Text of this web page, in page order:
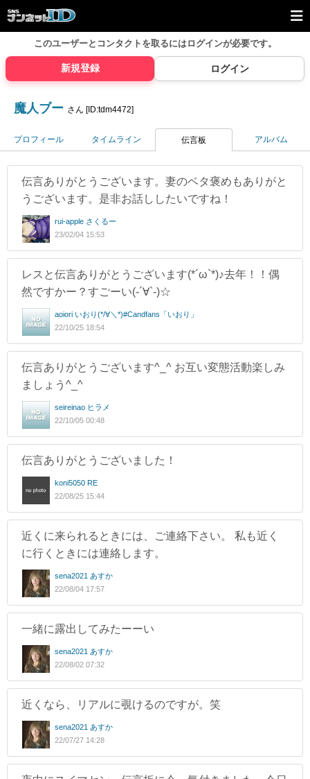
このユーザーとコンタクトを取るにはログインが必要です。
新規登録 ログイン
魔人ブー さん [ID:tdm4472]
プロフィール タイムライン 伝言板 アルバム
伝言ありがとうございます。妻のベタ褒めもありがと
うございます。是非お話ししたいですね！
rui-apple さくるー
23/02/04 15:53
レスと伝言ありがとうございます(*´ω`*)♪去年！！偶
然ですかー？すごーい(-´∀`-)☆
aoiori いおり(*/∀＼*)#Candfans「いおり」
22/10/25 18:54
伝言ありがとうございます^_^ お互い変態活動楽しみ
ましょう^_^
seireinao ヒラメ
22/10/05 00:48
伝言ありがとうございました！
koni5050 RE
22/08/25 15:44
近くに来られるときには、ご連絡下さい。 私も近く
に行くときには連絡します。
sena2021 あすか
22/08/04 17:57
一緒に露出してみたーーい
sena2021 あすか
22/08/02 07:32
近くなら、リアルに覗けるのですが。笑
sena2021 あすか
22/07/27 14:28